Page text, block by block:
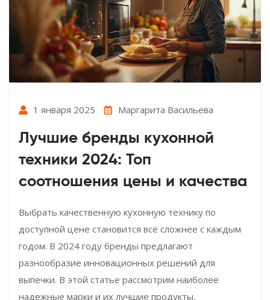
1 января 2025 Маргарита Васильева
Лучшие бренды кухонной
техники 2024: Топ
соотношения цены и качества
Выбрать качественную кухонную технику по
доступной цене становится всё сложнее с каждым
годом. В 2024 году бренды предлагают
разнообразие инновационных решений для
выпечки. В этой статье рассмотрим наиболее
надежные марки и их лучшие продукты,